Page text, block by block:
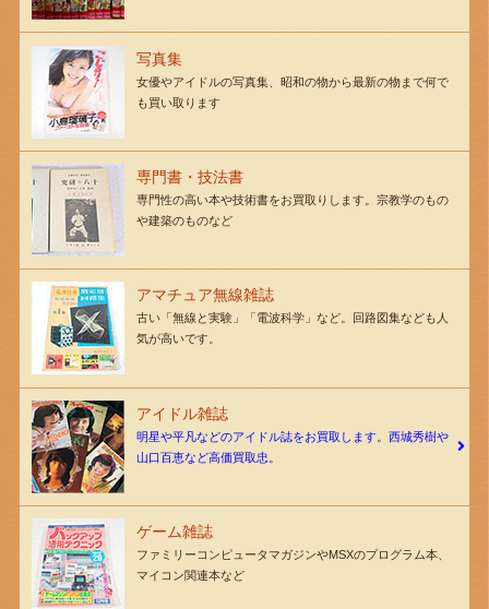
写真集
女優やアイドルの写真集、昭和の物から最新の物まで何で
も買い取ります
専門書・技法書
専門性の高い本や技術書をお買取りします。宗教学のもの
や建築のものなど
アマチュア無線雑誌
古い「無線と実験」「電波科学」など。回路図集なども人
気が高いです。
アイドル雑誌
明星や平凡などのアイドル誌をお買取します。西城秀樹や
山口百恵など高価買取忠。
ゲーム雑誌
ファミリーコンピュータマガジンやMSXのプログラム本、
マイコン関連本など